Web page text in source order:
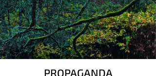
PROPAGANDA